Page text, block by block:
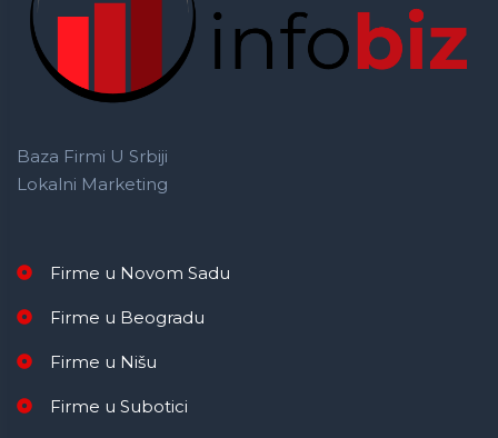
Baza Firmi U Srbiji
Lokalni Marketing
Firme u Novom Sadu
Firme u Beogradu
Firme u Nišu
Firme u Subotici